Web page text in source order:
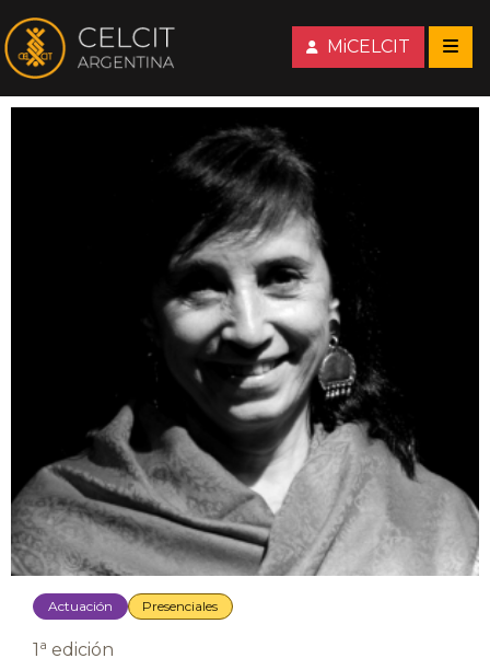
MiCELCIT
Actuación Presenciales
1 a edición